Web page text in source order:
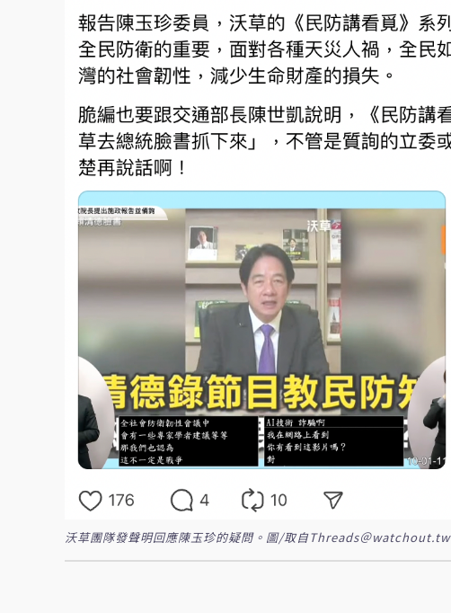
沃草團隊發聲明回應陳玉珍的疑問。圖/取自Threads＠watchout.tw